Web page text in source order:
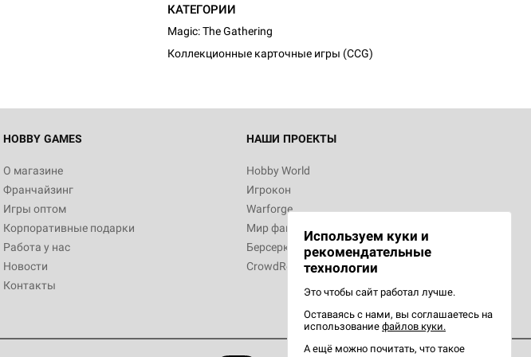
КАТЕГОРИИ
Magic: The Gathering
Коллекционные карточные игры (CCG)
HOBBY GAMES
О магазине
Франчайзинг
Игры оптом
Корпоративные подарки
Работа у нас
Новости
Контакты
НАШИ ПРОЕКТЫ
Hobby World
Игрокон
Warforge
Мир фантастики
Берсерк
CrowdRepublic
Используем куки и
рекомендательные
технологии
Это чтобы сайт работал лучше.
Оставаясь с нами, вы соглашаетесь на
использование файлов куки.
А ещё можно почитать, что такое
Белая смерть
12 990
Настольная игра Hobby World Берсерк.
3 490